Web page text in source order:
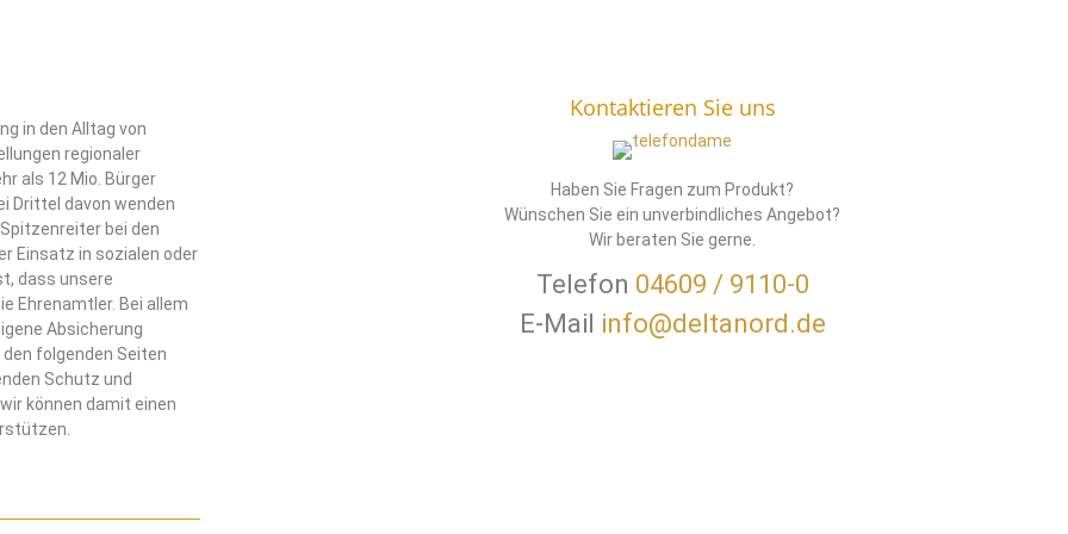
in den Alltag von
regionaler
als 12 Mio. Bürger
Drittel davon wenden
bei den
Einsatz in sozialen oder
dass unsere
Ehrenamtler. Bei allem
Absicherung
folgenden Seiten
Schutz und
können damit einen
Kontaktieren Sie uns
Haben Sie Fragen zum Produkt?
Wünschen Sie ein unverbindliches Angebot?
Wir beraten Sie gerne.
Telefon 04609 / 9110-0
E-Mail info@deltanord.de